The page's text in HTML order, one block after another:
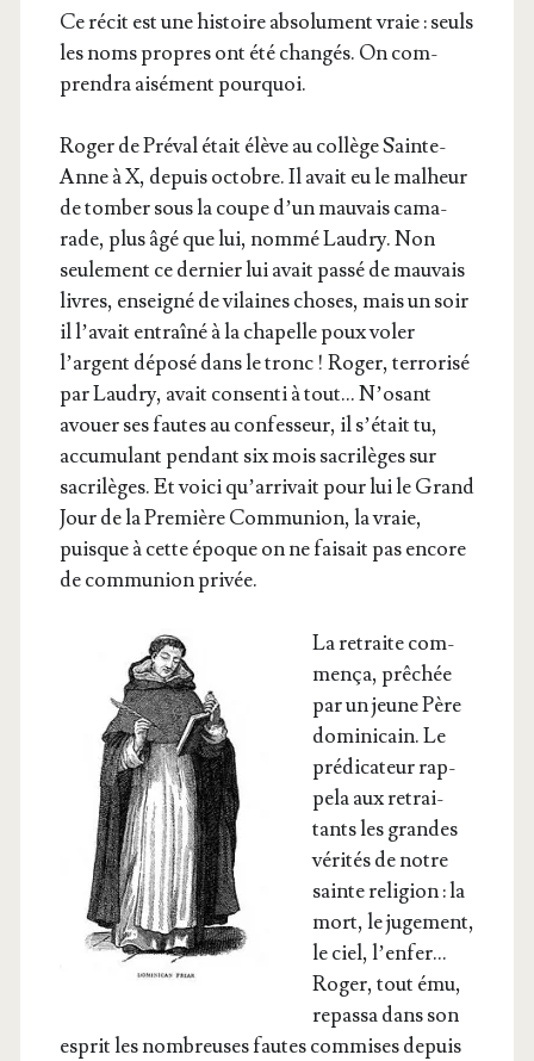
Ce récit est une his­toire abso­lu­ment vraie : seuls
les noms propres ont été chan­gés. On com­
pren­dra aisé­ment pourquoi.
Roger de Pré­val était élève au col­lège Sainte-
Anne à X, depuis octobre. Il avait eu le mal­heur
de tom­ber sous la coupe d’un mau­vais cama­
rade, plus âgé que lui, nom­mé Lau­dry. Non
seule­ment ce der­nier lui avait pas­sé de mau­vais
livres, ensei­gné de vilaines choses, mais un soir
il l’a­vait entraî­né à la cha­pelle poux voler
l’argent dépo­sé dans le tronc ! Roger, ter­ro­ri­sé
par Lau­dry, avait consen­ti à tout… N’o­sant
avouer ses fautes au confes­seur, il s’é­tait tu,
accu­mu­lant pen­dant six mois sacri­lèges sur
sacri­lèges. Et voi­ci qu’ar­ri­vait pour lui le Grand
Jour de la Pre­mière Com­mu­nion, la vraie,
puisque à cette époque on ne fai­sait pas encore
de com­mu­nion privée.
La retraite com­
men­ça, prê­chée
par un jeune Père
domi­ni­cain. Le
pré­di­ca­teur rap­
pe­la aux retrai­
tants les grandes
véri­tés de notre
sainte reli­gion : la
mort, le juge­ment,
le ciel, l’en­fer…
Roger, tout ému,
repas­sa dans son
esprit les nom­breuses fautes com­mises depuis